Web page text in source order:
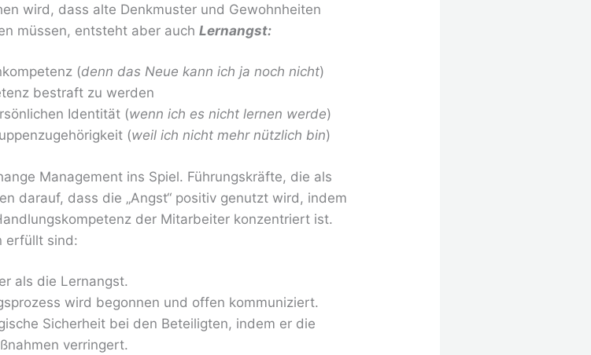
wird, dass alte Denkmuster und Gewohnheiten
müssen, entsteht aber auchLernangst:
(denn das Neue kann ich ja noch nicht)
bestraft zu werden
Identität (wenn ich es nicht lernen werde)
(weil ich nicht mehr nützlich bin)
Management ins Spiel. Führungskräfte, die als
darauf, dass die „Angst“ positiv genutzt wird, indem
der Mitarbeiter konzentriert ist.
erfüllt sind:
als die Lernangst.
wird begonnen und offen kommuniziert.
Sicherheit bei den Beteiligten, indem er die
verringert.